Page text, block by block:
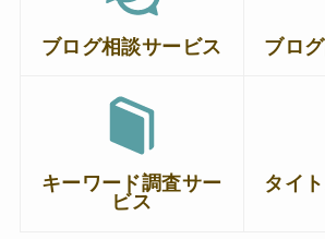
ブログ相談サービス ブロ
キーワード調査サー
ビス
タイ